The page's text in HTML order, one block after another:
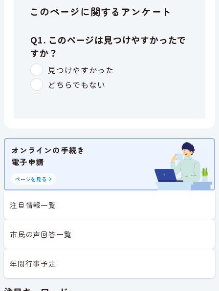
このページに関するアンケート
オンラインの手続き
電子申請
ページを見る
注目情報一覧
市民の声回答一覧
年間行事予定